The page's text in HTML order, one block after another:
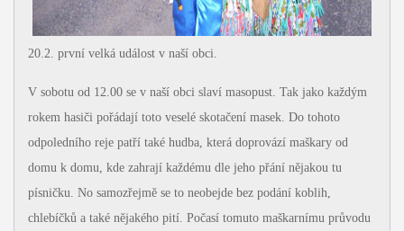
20.2. první velká událost v naší obci.
V sobotu od 12.00 se v naší obci slaví masopust. Tak jako každým
rokem hasiči pořádají toto veselé skotačení masek. Do tohoto
odpoledního reje patří také hudba, která doprovází maškary od
domu k domu, kde zahrají každému dle jeho přání nějakou tu
písničku. No samozřejmě se to neobejde bez podání koblih,
chlebíčků a také nějakého pití. Počasí tomuto maškarnímu průvodu